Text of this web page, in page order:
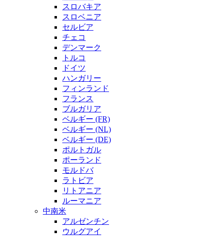
スロバキア
スロベニア
セルビア
チェコ
デンマーク
トルコ
ドイツ
ハンガリー
フィンランド
フランス
ブルガリア
ベルギー (FR)
ベルギー (NL)
ベルギー (DE)
ポルトガル
ポーランド
モルドバ
ラトビア
リトアニア
ルーマニア
中南米
アルゼンチン
ウルグアイ